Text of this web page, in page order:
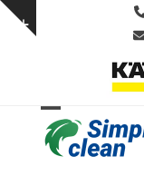
Skip
Show
Open
mobile
Close
mobile